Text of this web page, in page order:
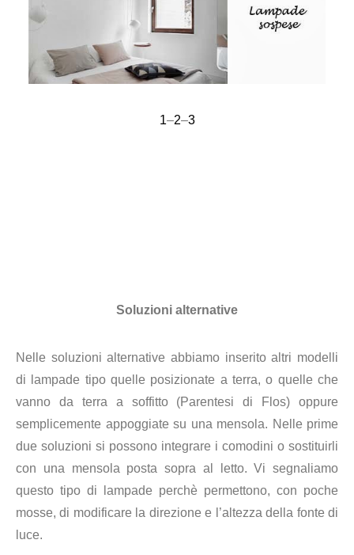
1–2–3
Soluzioni alternative
Nelle soluzioni alternative abbiamo inserito altri modelli
di lampade tipo quelle posizionate a terra, o quelle che
vanno da terra a soffitto (Parentesi di Flos) oppure
semplicemente appoggiate su una mensola. Nelle prime
due soluzioni si possono integrare i comodini o sostituirli
con una mensola posta sopra al letto. Vi segnaliamo
questo tipo di lampade perchè permettono, con poche
mosse, di modificare la direzione e l’altezza della fonte di
luce.